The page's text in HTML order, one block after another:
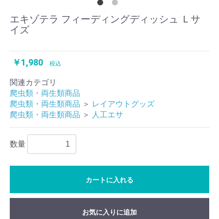
エキゾテラ フィーディングディッシュ Ｌサ
イズ
￥1,980 税込
関連カテゴリ
爬虫類・両生類商品
爬虫類・両生類商品 ＞ レイアウトグッズ
爬虫類・両生類商品 ＞ 人工エサ
数量
カートに入れる
お気に入りに追加